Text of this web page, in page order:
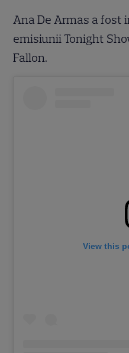
Ana De Armas a fost
emisiunii Tonight
Fallon.
View this